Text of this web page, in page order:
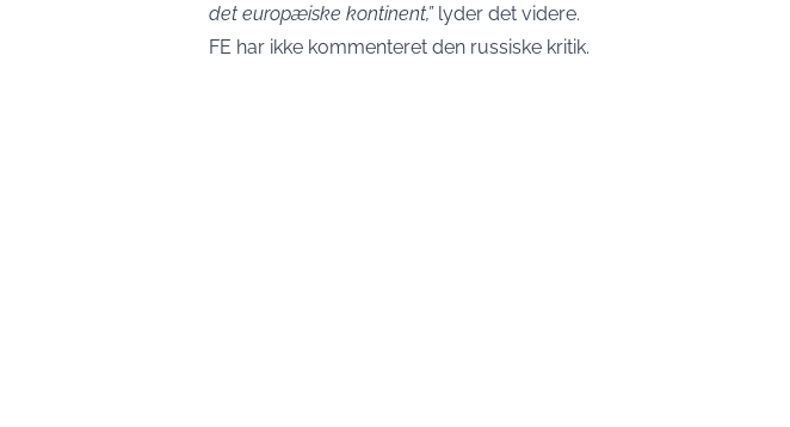
det europæiske kontinent,”lyder det videre.
FE har ikke kommenteret den russiske kritik.